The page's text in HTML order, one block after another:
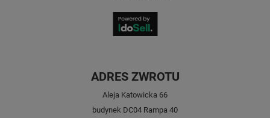
ADRES ZWROTU
Aleja Katowicka 66
budynek DC04 Rampa 40